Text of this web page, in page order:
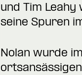
und Tim
seine Spuren
Nolan wurde